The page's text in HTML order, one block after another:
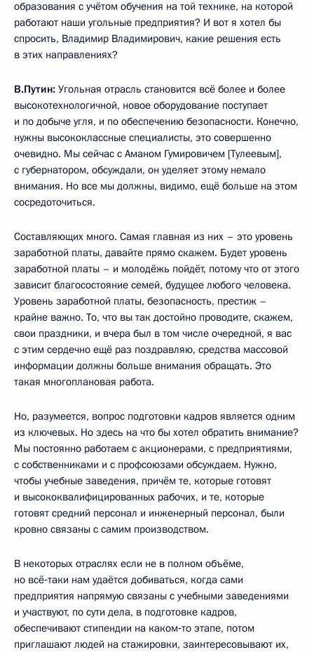
образования с учётом обучения на той технике, на которой
работают наши угольные предприятия? И вот я хотел бы
спросить, Владимир Владимирович, какие решения есть
в этих направлениях?
В.Путин: Угольная отрасль становится всё более и более
высокотехнологичной, новое оборудование поступает
и по добыче угля, и по обеспечению безопасности. Конечно,
нужны высококлассные специалисты, это совершенно
очевидно. Мы сейчас с Аманом Гумировичем [Тулеевым],
с губернатором, обсуждали, он уделяет этому немало
внимания. Но все мы должны, видимо, ещё больше на этом
сосредоточиться.
Составляющих много. Самая главная из них – это уровень
заработной платы, давайте прямо скажем. Будет уровень
заработной платы – и молодёжь пойдёт, потому что от этого
зависит благосостояние семей, будущее любого человека.
Уровень заработной платы, безопасность, престиж –
крайне важно. То, что вы так достойно проводите, скажем,
свои праздники, и вчера был в том числе очередной, я вас
с этим сердечно ещё раз поздравляю, средства массовой
информации должны больше внимания обращать. Это
такая многоплановая работа.
Но, разумеется, вопрос подготовки кадров является одним
из ключевых. Но здесь на что бы хотел обратить внимание?
Мы постоянно работаем с акционерами, с предприятиями,
с собственниками и с профсоюзами обсуждаем. Нужно,
чтобы учебные заведения, причём те, которые готовят
и высококвалифицированных рабочих, и те, которые
готовят средний персонал и инженерный персонал, были
кровно связаны с самим производством.
В некоторых отраслях если не в полном объёме,
но всё‑таки нам удаётся добиваться, когда сами
предприятия напрямую связаны с учебными заведениями
и участвуют, по сути дела, в подготовке кадров,
обеспечивают стипендии на каком‑то этапе, потом
приглашают людей на стажировки, заинтересовывают их,